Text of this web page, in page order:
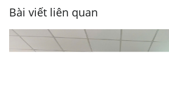
Bài viết liên quan